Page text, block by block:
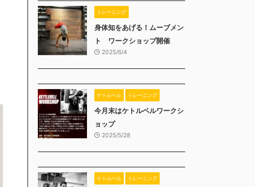
トレーニング
身体知をあげる！ムーブメン
ト ワークショップ開催
2025/6/4
ケトルベル トレーニング
今月末はケトルベルワークシ
ョップ
2025/5/28
ケトルベル トレーニング